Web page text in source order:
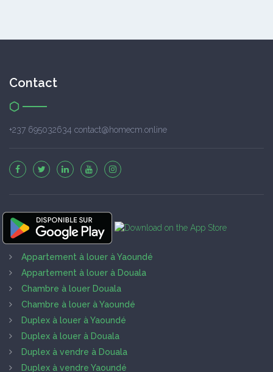
Contact
+237 695032634 contact@homecm.online
Appartement à louer à Yaoundé
Appartement à louer à Douala
Chambre à louer Douala
Chambre à louer à Yaoundé
Duplex à louer à Yaoundé
Duplex à louer à Douala
Duplex à vendre à Douala
Duplex à vendre Yaoundé